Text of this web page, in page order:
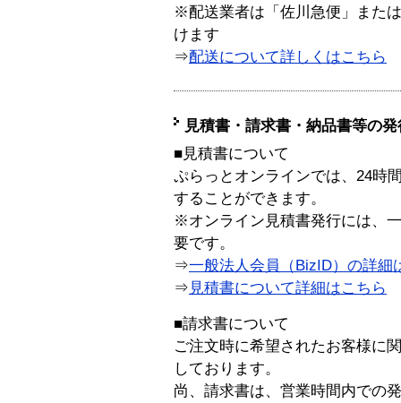
※配送業者は「佐川急便」また
けます
⇒配送について詳しくはこちら
見積書・請求書・納品書等の
■見積書について
ぷらっとオンラインでは、24時
することができます。
※オンライン見積書発行には、
要です。
⇒一般法人会員（BizID）の詳細
⇒ 見積書について詳細はこちら
■請求書について
ご注文時に希望されたお客様に
しております。
尚、請求書は、営業時間内での